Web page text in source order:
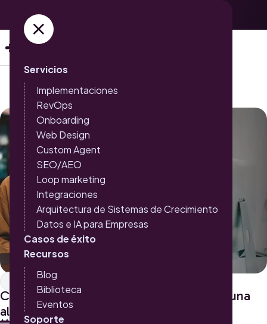
Servicios
Implementaciones
RevOps
Onboarding
Web Design
Custom Agent
SEO/AEO
Loop marketing
Integraciones
Arquitectura de Sistemas de Crecimiento
Datos e IA para Empresas
Casos de éxito
Recursos
Blog
Biblioteca
Eventos
Soporte
Diseño Web
Crear páginas web gratis: ¿cuándo sí es una
alternativa y cuándo no?